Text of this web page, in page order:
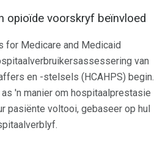
opioïde voorskryf beïnvloed
for Medicare and Medicaid
van
en -stelsels (HCAHPS) begin.
'n manier om hospitaalprestasie
pasiënte voltooi, gebaseer op hul